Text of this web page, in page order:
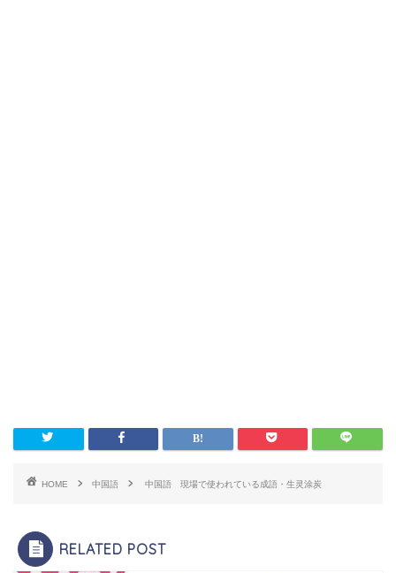
HOME 中国語 中国語 現場で使われている成語・生灵涂炭
RELATED POST